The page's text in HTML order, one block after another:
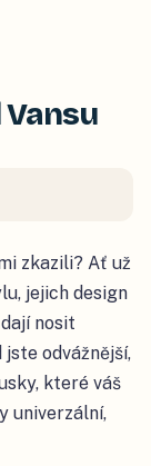
zkazili? Ať už
jejich design
nosit
odvážnější,
které váš
univerzální,